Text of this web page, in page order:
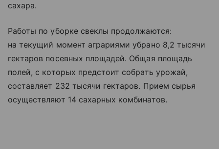
сахара.
Работы по уборке свеклы продолжаются:
на текущий момент аграриями убрано 8,2 тысячи
гектаров посевных площадей. Общая площадь
полей, с которых предстоит собрать урожай,
составляет 232 тысячи гектаров. Прием сырья
осуществляют 14 сахарных комбинатов.